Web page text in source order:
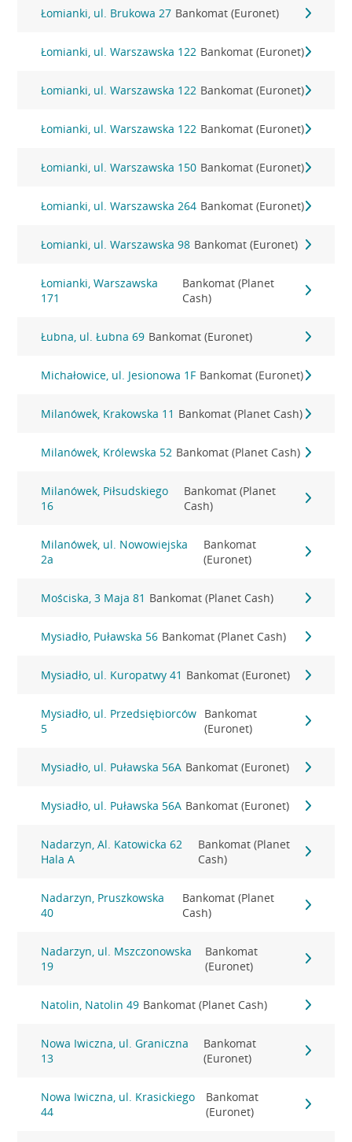
Łomianki, ul. Brukowa 27 Bankomat (Euronet)
Łomianki, ul. Warszawska 122 Bankomat (Euronet)
Łomianki, ul. Warszawska 122 Bankomat (Euronet)
Łomianki, ul. Warszawska 122 Bankomat (Euronet)
Łomianki, ul. Warszawska 150 Bankomat (Euronet)
Łomianki, ul. Warszawska 264 Bankomat (Euronet)
Łomianki, ul. Warszawska 98 Bankomat (Euronet)
Łomianki, Warszawska
171
Bankomat (Planet
Cash)
Łubna, ul. Łubna 69 Bankomat (Euronet)
Michałowice, ul. Jesionowa 1F Bankomat (Euronet)
Milanówek, Krakowska 11 Bankomat (Planet Cash)
Milanówek, Królewska 52 Bankomat (Planet Cash)
Milanówek, Piłsudskiego
16
Bankomat (Planet
Cash)
Milanówek, ul. Nowowiejska
2a
Bankomat
(Euronet)
Mościska, 3 Maja 81 Bankomat (Planet Cash)
Mysiadło, Puławska 56 Bankomat (Planet Cash)
Mysiadło, ul. Kuropatwy 41 Bankomat (Euronet)
Mysiadło, ul. Przedsiębiorców
5
Bankomat
(Euronet)
Mysiadło, ul. Puławska 56A Bankomat (Euronet)
Mysiadło, ul. Puławska 56A Bankomat (Euronet)
Nadarzyn, Al. Katowicka 62
Hala A
Bankomat (Planet
Cash)
Nadarzyn, Pruszkowska
40
Bankomat (Planet
Cash)
Nadarzyn, ul. Mszczonowska
19
Bankomat
(Euronet)
Natolin, Natolin 49 Bankomat (Planet Cash)
Nowa Iwiczna, ul. Graniczna
13
Bankomat
(Euronet)
Nowa Iwiczna, ul. Krasickiego
44
Bankomat
(Euronet)